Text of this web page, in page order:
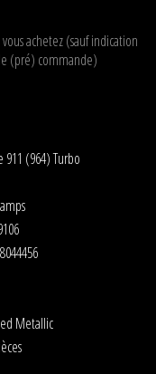
achetez (sauf indication
(pré) commande)
911 (964) Turbo
Metallic